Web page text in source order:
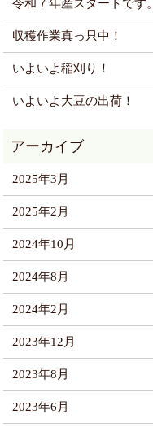
令和７年産スタートです。
収穫作業真っ只中！
いよいよ稲刈り！
いよいよ大豆の出荷！
2025年3月
2025年2月
2024年10月
2024年8月
2024年2月
2023年12月
2023年8月
2023年6月